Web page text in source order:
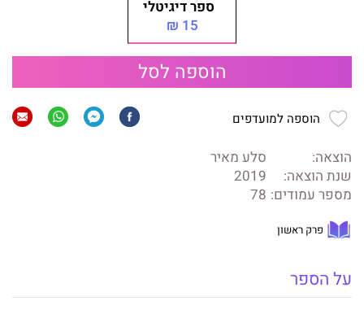
ספר דיגיטלי
15 ₪
הוספה לסל
הוספה למועדפים
הוצאה:
סלע מאיר
שנת הוצאה:
2019
מספר עמודים: 78
פרק ראשון
על הספר